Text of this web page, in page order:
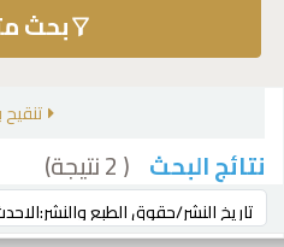
بحث
نتائج البحث ( 2 نتيجة)
ترتيب بواسطة: